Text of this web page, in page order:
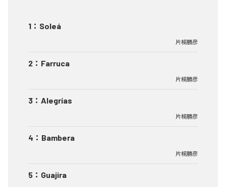
1 ： Soleá
片桐勝彦
2 ： Farruca
片桐勝彦
3 ： Alegrías
片桐勝彦
4 ： Bambera
片桐勝彦
5 ： Guajira